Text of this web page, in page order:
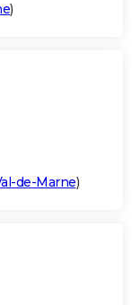
)
de-Marne)